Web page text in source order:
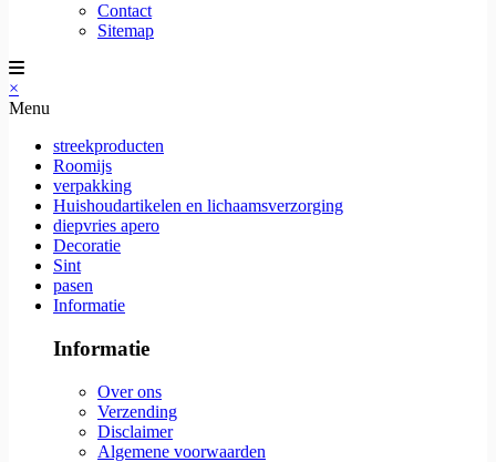
Contact
Sitemap
×
Menu
streekproducten
Roomijs
verpakking
Huishoudartikelen en lichaamsverzorging
diepvries apero
Decoratie
Sint
pasen
Informatie
Informatie
Over ons
Verzending
Disclaimer
Algemene voorwaarden